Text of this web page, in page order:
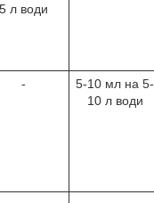
5 л води
-
5-10 мл на 5-
10 л води